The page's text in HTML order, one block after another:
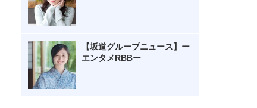
【坂道グループニュース】ー
エンタメRBBー